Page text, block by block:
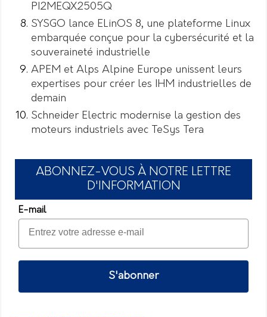
PI2MEQX2505Q
SYSGO lance ELinOS 8, une plateforme Linux
embarquée conçue pour la cybersécurité et la
souveraineté industrielle
APEM et Alps Alpine Europe unissent leurs
expertises pour créer les IHM industrielles de
demain
Schneider Electric modernise la gestion des
moteurs industriels avec TeSys Tera
ABONNEZ-VOUS À NOTRE LETTRE
D'INFORMATION
E-mail
S'abonner